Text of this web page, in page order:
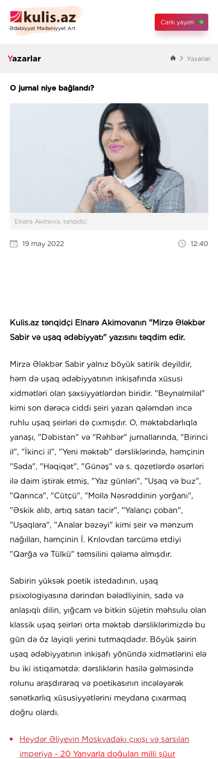
Canlı yayım
Yazarlar Yazarlar
O jurnal niyə bağlandı?
Elnarə Akimova, tənqidçi
19 may 2022 12:40
Kulis.az tənqidçi Elnarə Akimovanın "Mirzə Ələkbər
Sabir və uşaq ədəbiyyatı" yazısını təqdim edir.
Mirzə Ələkbər Sabir yalnız böyük satirik deyildir,
həm də uşaq ədəbiyyatının inkişafında xüsusi
xidmətləri olan şəxsiyyətlərdən biridir. "Beynəlmiləl"
kimi son dərəcə ciddi şeiri yazan qələmdən incə
ruhlu uşaq şeirləri də çıxmışdır. O, məktəbdarlıqla
yanaşı, "Dəbistan" və "Rəhbər" jurnallarında, "Birinci
il", "İkinci il", "Yeni məktəb" dərsliklərində, həmçinin
"Səda", "Həqiqət", "Günəş" və s. qəzetlərdə əsərləri
ilə daim iştirak etmiş, "Yaz günləri", "Uşaq və buz",
"Qarınca", "Cütçü", "Molla Nəsrəddinin yorğanı",
"Əskik alıb, artıq satan tacir", "Yalançı çoban",
"Uşaqlara", "Analar bəzəyi" kimi şeir və mənzum
nağılları, həmçinin İ. Krılovdan tərcümə etdiyi
"Qarğa və Tülkü" təmsilini qələmə almışdır.
Sabirin yüksək poetik istedadının, uşaq
psixologiyasına dərindən bələdliyinin, sadə və
anlaşıqlı dilin, yığcam və bitkin süjetin məhsulu olan
klassik uşaq şeirləri orta məktəb dərsliklərimizdə bu
gün də öz layiqli yerini tutmaqdadır. Böyük şairin
uşaq ədəbiyyatının inkişafı yönündə xidmətlərini elə
bu iki istiqamətdə: dərsliklərin hasilə gəlməsində
rolunu araşdıraraq və poetikasının incələyərək
sənətkarlıq xüsusiyyətlərini meydana çıxarmaq
doğru olardı.
Heydər Əliyevin Moskvadakı çıxışı və sarsılan
imperiya - 20 Yanvarla doğulan milli şüur